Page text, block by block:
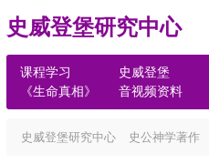
史威登堡研究中心
课程学习 史威登堡
《生命真相》
音视频资料
史威登堡研究中心 史公神学著作